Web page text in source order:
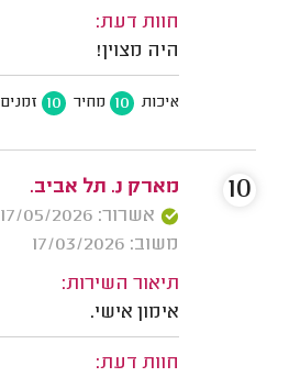
חוות דעת:
היה מצוין!
איכות 10 מחיר 10 זמנים
מארק נ. תל אביב.
אשרור: 17/05/2026
משוב: 17/03/2026
תיאור השירות:
אימון אישי.
חוות דעת:
10